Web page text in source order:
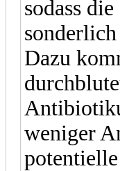
sodass
Dazu
weniger